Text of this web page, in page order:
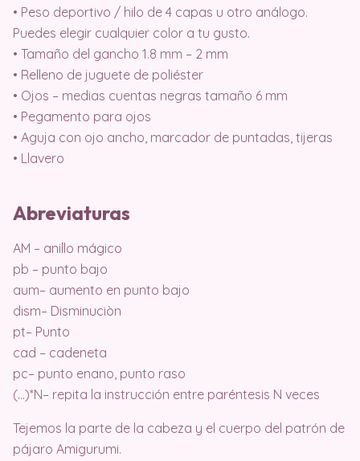
• Peso deportivo / hilo de 4 capas u otro análogo.
Puedes elegir cualquier color a tu gusto.
• Tamaño del gancho 1.8 mm – 2 mm
• Relleno de juguete de poliéster
• Ojos – medias cuentas negras tamaño 6 mm
• Pegamento para ojos
• Aguja con ojo ancho, marcador de puntadas, tijeras
• Llavero
Abreviaturas
AM – anillo mágico
pb – punto bajo
aum– aumento en punto bajo
dism– Disminuciòn
pt– Punto
cad – cadeneta
pc– punto enano, punto raso
(…)*N– repita la instrucción entre paréntesis N veces
Tejemos la parte de la cabeza y el cuerpo del patrón de
pájaro Amigurumi.